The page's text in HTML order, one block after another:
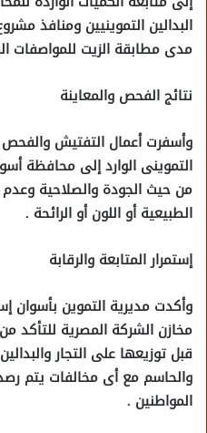
البدالين التموينيين ومنافذ
مدى مطابقة الزيت للمواصفات
نتائج الفحص والمعاينة
وأسفرت أعمال التفتيش
التموينى الوارد إلى محافظة
من حيث الجودة والصلاحية
الطبيعية أو اللون أو الرائحة .
إستمرار المتابعة والرقابة
وأكدت مديرية التموين بأسوان
مخازن الشركة المصرية للتأكد
قبل توزيعها على التجار
والحاسم مع أى مخالفات يتم
المواطنين .